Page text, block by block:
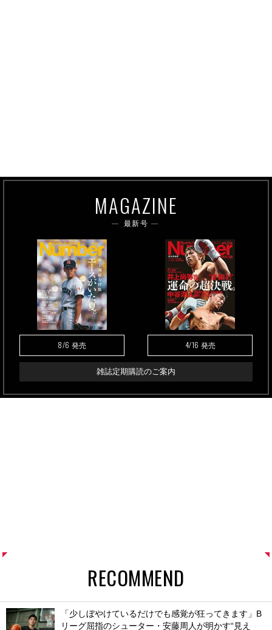
MAGAZINE
最新号
8/6 発売 4/16 発売
雑誌定期購読のご案内
RECOMMEND
「少しぼやけているだけでも感覚が狂ってきます」B
リーグ屈指のシューター・安藤周人が明かす“見え